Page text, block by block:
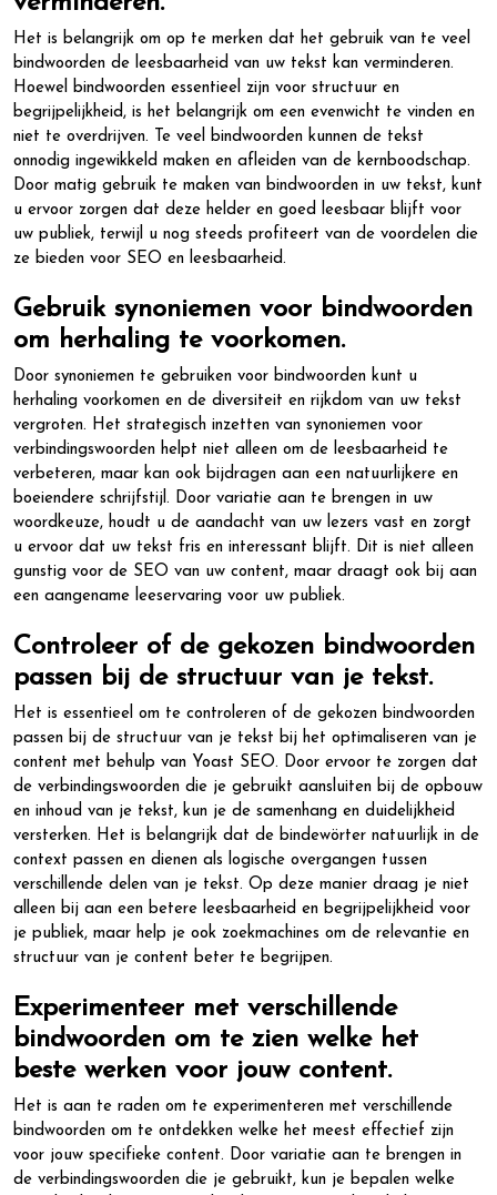
Het is belangrijk om op te merken dat het gebruik van te veel
bindwoorden de leesbaarheid van uw tekst kan verminderen.
Hoewel bindwoorden essentieel zijn voor structuur en
begrijpelijkheid, is het belangrijk om een evenwicht te vinden en
niet te overdrijven. Te veel bindwoorden kunnen de tekst
onnodig ingewikkeld maken en afleiden van de kernboodschap.
Door matig gebruik te maken van bindwoorden in uw tekst, kunt
u ervoor zorgen dat deze helder en goed leesbaar blijft voor
uw publiek, terwijl u nog steeds profiteert van de voordelen die
ze bieden voor SEO en leesbaarheid.
Gebruik synoniemen voor bindwoorden
om herhaling te voorkomen.
Door synoniemen te gebruiken voor bindwoorden kunt u
herhaling voorkomen en de diversiteit en rijkdom van uw tekst
vergroten. Het strategisch inzetten van synoniemen voor
verbindingswoorden helpt niet alleen om de leesbaarheid te
verbeteren, maar kan ook bijdragen aan een natuurlijkere en
boeiendere schrijfstijl. Door variatie aan te brengen in uw
woordkeuze, houdt u de aandacht van uw lezers vast en zorgt
u ervoor dat uw tekst fris en interessant blijft. Dit is niet alleen
gunstig voor de SEO van uw content, maar draagt ook bij aan
een aangename leeservaring voor uw publiek.
Controleer of de gekozen bindwoorden
passen bij de structuur van je tekst.
Het is essentieel om te controleren of de gekozen bindwoorden
passen bij de structuur van je tekst bij het optimaliseren van je
content met behulp van Yoast SEO. Door ervoor te zorgen dat
de verbindingswoorden die je gebruikt aansluiten bij de opbouw
en inhoud van je tekst, kun je de samenhang en duidelijkheid
versterken. Het is belangrijk dat de bindewörter natuurlijk in de
context passen en dienen als logische overgangen tussen
verschillende delen van je tekst. Op deze manier draag je niet
alleen bij aan een betere leesbaarheid en begrijpelijkheid voor
je publiek, maar help je ook zoekmachines om de relevantie en
structuur van je content beter te begrijpen.
Experimenteer met verschillende
bindwoorden om te zien welke het
beste werken voor jouw content.
Het is aan te raden om te experimenteren met verschillende
bindwoorden om te ontdekken welke het meest effectief zijn
voor jouw specifieke content. Door variatie aan te brengen in
de verbindingswoorden die je gebruikt, kun je bepalen welke